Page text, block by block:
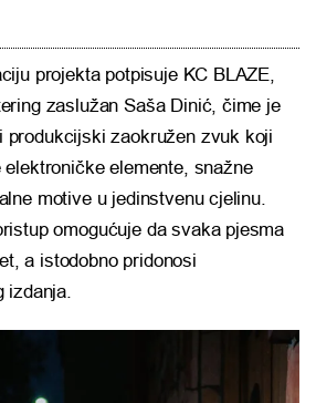
projekta potpisuje KC BLAZE,
zaslužan Saša Dinić, čime je
produkcijski zaokružen zvuk koji
elektroničke elemente, snažne
motive u jedinstvenu cjelinu.
omogućuje da svaka pjesma
a istodobno pridonosi
izdanja.